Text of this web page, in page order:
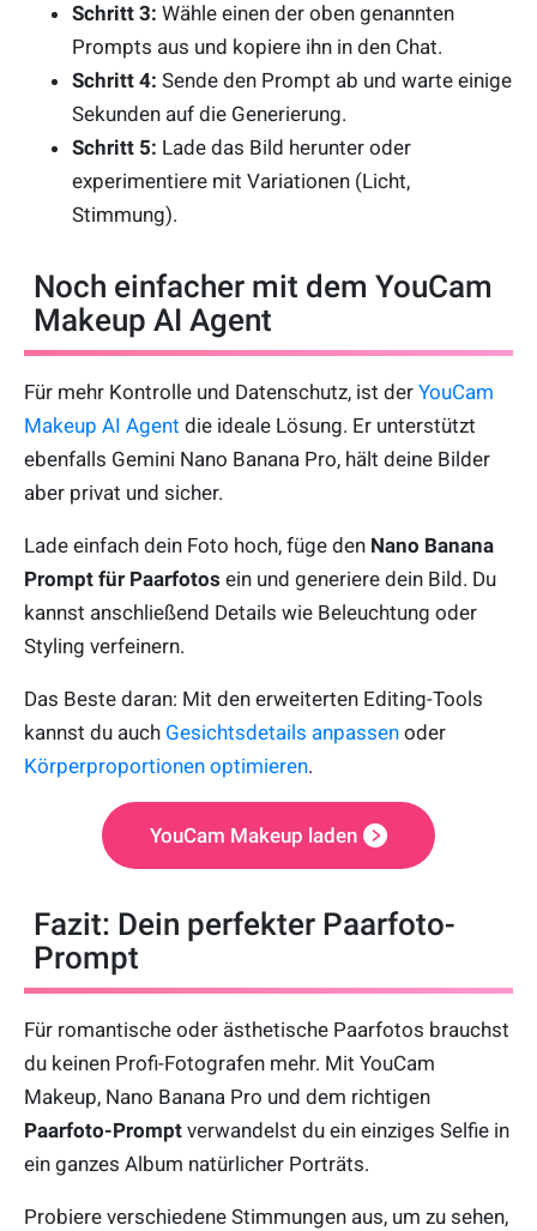
Schritt 3: Wähle einen der oben genannten
Prompts aus und kopiere ihn in den Chat.
Schritt 4: Sende den Prompt ab und warte einige
Sekunden auf die Generierung.
Schritt 5: Lade das Bild herunter oder
experimentiere mit Variationen (Licht,
Stimmung).
Noch einfacher mit dem YouCam
Makeup AI Agent
Für mehr Kontrolle und Datenschutz, ist der YouCam
Makeup AI Agent die ideale Lösung. Er unterstützt
ebenfalls Gemini Nano Banana Pro, hält deine Bilder
aber privat und sicher.
Lade einfach dein Foto hoch, füge den Nano Banana
Prompt für Paarfotos ein und generiere dein Bild. Du
kannst anschließend Details wie Beleuchtung oder
Styling verfeinern.
Das Beste daran: Mit den erweiterten Editing-Tools
kannst du auch Gesichtsdetails anpassen oder
Körperproportionen optimieren.
YouCam Makeup laden
Fazit: Dein perfekter Paarfoto-
Prompt
Für romantische oder ästhetische Paarfotos brauchst
du keinen Profi-Fotografen mehr. Mit YouCam
Makeup, Nano Banana Pro und dem richtigen
Paarfoto-Prompt verwandelst du ein einziges Selfie in
ein ganzes Album natürlicher Porträts.
Probiere verschiedene Stimmungen aus, um zu sehen,